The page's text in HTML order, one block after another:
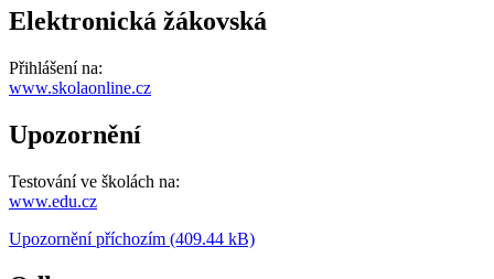
Elektronická žákovská
Přihlášení na:
www.skolaonline.cz
Upozornění
Testování ve školách na:
www.edu.cz
Upozornění příchozím (409.44 kB)